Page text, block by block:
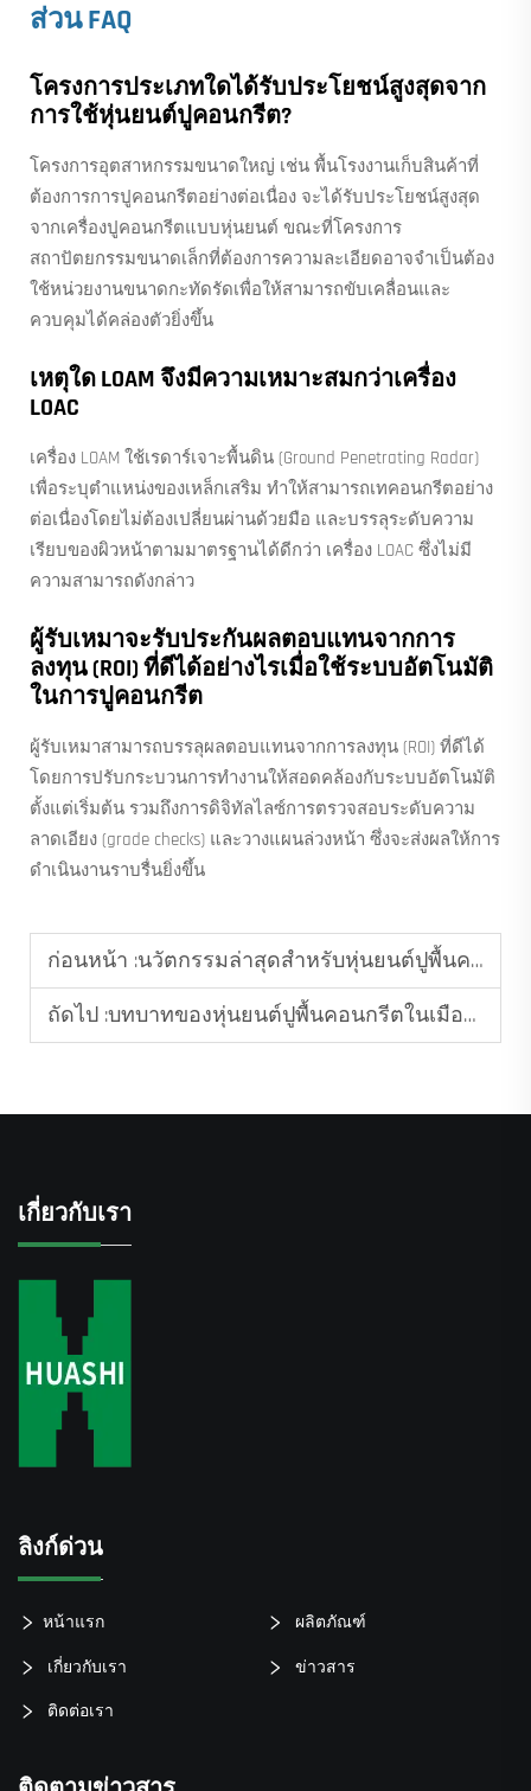
ส่วน FAQ
โครงการประเภทใดได้รับประโยชน์สูงสุดจาก
การใช้หุ่นยนต์ปูคอนกรีต?
โครงการอุตสาหกรรมขนาดใหญ่ เช่น พื้นโรงงานเก็บสินค้าที่
ต้องการการปูคอนกรีตอย่างต่อเนื่อง จะได้รับประโยชน์สูงสุด
จากเครื่องปูคอนกรีตแบบหุ่นยนต์ ขณะที่โครงการ
สถาปัตยกรรมขนาดเล็กที่ต้องการความละเอียดอาจจำเป็นต้อง
ใช้หน่วยงานขนาดกะทัดรัดเพื่อให้สามารถขับเคลื่อนและ
ควบคุมได้คล่องตัวยิ่งขึ้น
เหตุใด LOAM จึงมีความเหมาะสมกว่าเครื่อง
LOAC
เครื่อง LOAM ใช้เรดาร์เจาะพื้นดิน (Ground Penetrating Radar)
เพื่อระบุตำแหน่งของเหล็กเสริม ทำให้สามารถเทคอนกรีตอย่าง
ต่อเนื่องโดยไม่ต้องเปลี่ยนผ่านด้วยมือ และบรรลุระดับความ
เรียบของผิวหน้าตามมาตรฐานได้ดีกว่า เครื่อง LOAC ซึ่งไม่มี
ความสามารถดังกล่าว
ผู้รับเหมาจะรับประกันผลตอบแทนจากการ
ลงทุน (ROI) ที่ดีได้อย่างไรเมื่อใช้ระบบอัตโนมัติ
ในการปูคอนกรีต
ผู้รับเหมาสามารถบรรลุผลตอบแทนจากการลงทุน (ROI) ที่ดีได้
โดยการปรับกระบวนการทำงานให้สอดคล้องกับระบบอัตโนมัติ
ตั้งแต่เริ่มต้น รวมถึงการดิจิทัลไลซ์การตรวจสอบระดับความ
ลาดเอียง (grade checks) และวางแผนล่วงหน้า ซึ่งจะส่งผลให้การ
ดำเนินงานราบรื่นยิ่งขึ้น
ก่อนหน้า :นวัตกรรมล่าสุดสำหรับหุ่นยนต์ปูพื้นคอนกรีต
ถัดไป :บทบาทของหุ่นยนต์ปูพื้นคอนกรีตในเมืองอัจฉริยะ
เกี่ยวกับเรา
ลิงก์ด่วน
หน้าแรก ผลิตภัณฑ์
เกี่ยวกับเรา ข่าวสาร
ติดต่อเรา